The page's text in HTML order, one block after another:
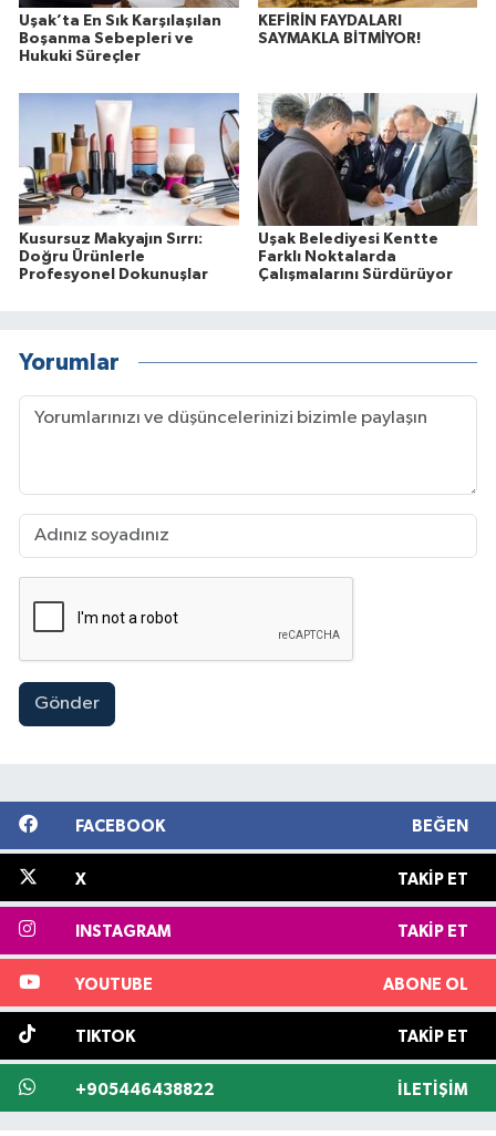
Uşak’ta En Sık Karşılaşılan
Boşanma Sebepleri ve
Hukuki Süreçler
KEFİRİN FAYDALARI
SAYMAKLA BİTMİYOR!
Kusursuz Makyajın Sırrı:
Doğru Ürünlerle
Profesyonel Dokunuşlar
Uşak Belediyesi Kentte
Farklı Noktalarda
Çalışmalarını Sürdürüyor
Yorumlar
Gönder
FACEBOOK BEĞEN
X TAKIP ET
INSTAGRAM TAKIP ET
YOUTUBE ABONE OL
TIKTOK TAKIP ET
+905446438822 İLETIŞIM